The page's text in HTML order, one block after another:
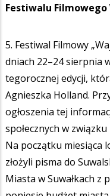
Festiwalu Filmowego
5. Festiwal Filmowy
dniach 22–24 sierpnia
tegorocznej edycji,
Agnieszka Holland.
ogłoszenia tej
społecznych w
Na początku miesiąca
złożyli pisma do
Miasta w Suwałkach